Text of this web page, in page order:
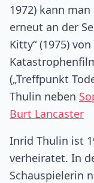
1972) kann
erneut an der
Kitty“ (1975)
(„Treffpunkt
Thulin neben
Burt Lancaster
Inrid Thulin ist
verheiratet. In
Schauspielerin